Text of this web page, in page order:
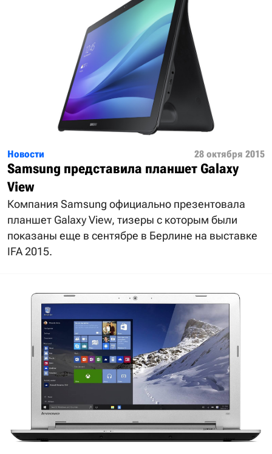
Новости 28 октября 2015
Samsung представила планшет Galaxy
View
Компания Samsung официально презентовала
планшет Galaxy View, тизеры с которым были
показаны еще в сентябре в Берлине на выставке
IFA 2015.